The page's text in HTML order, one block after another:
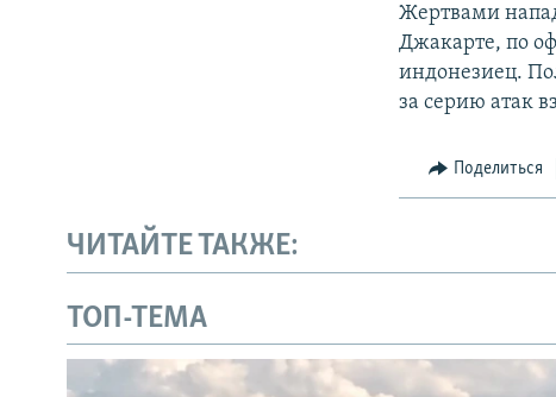
Жертвами
Джакарте, по
индонезиец.
за серию атак
Поделиться
ЧИТАЙТЕ ТАКЖЕ:
ТОП-ТЕМА